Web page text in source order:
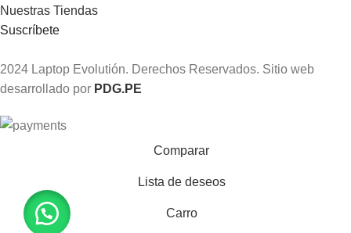
Nuestras Tiendas
Suscríbete
2024 Laptop Evolutión. Derechos Reservados. Sitio web
desarrollado por PDG.PE
Comparar
Lista de deseos
Carro